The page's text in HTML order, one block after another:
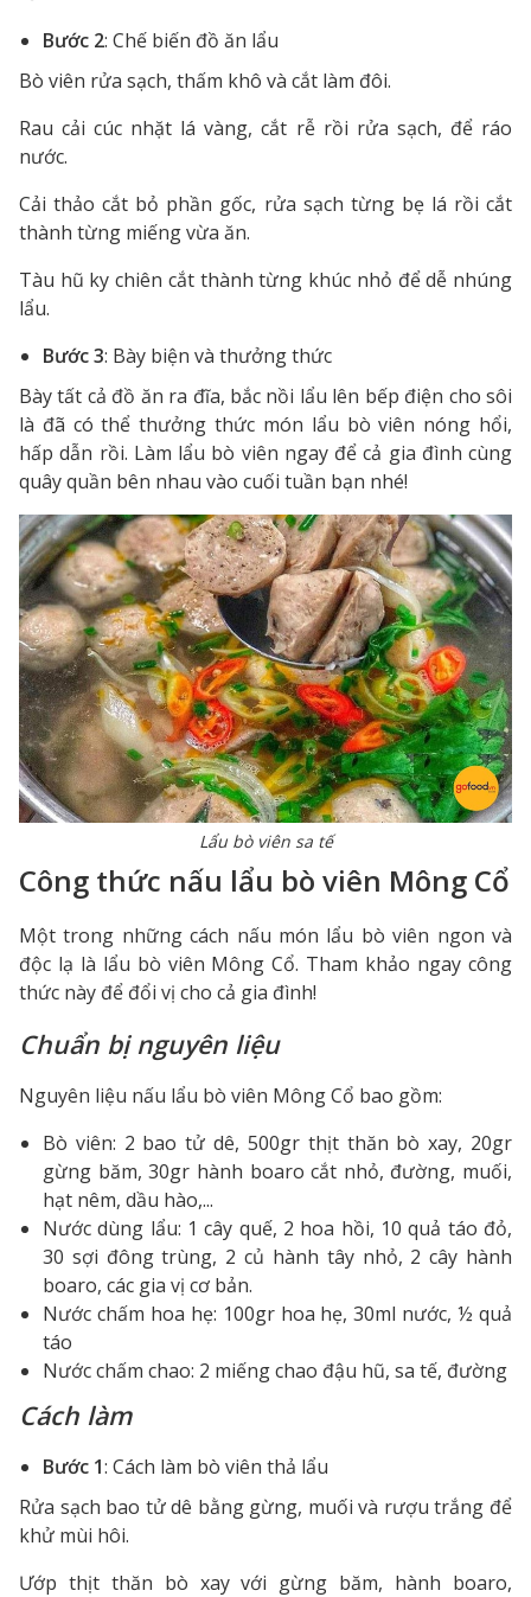
Bước 2: Chế biến đồ ăn lẩu
Bò viên rửa sạch, thấm khô và cắt làm đôi.
Rau cải cúc nhặt lá vàng, cắt rễ rồi rửa sạch, để ráo
nước.
Cải thảo cắt bỏ phần gốc, rửa sạch từng bẹ lá rồi cắt
thành từng miếng vừa ăn.
Tàu hũ ky chiên cắt thành từng khúc nhỏ để dễ nhúng
lẩu.
Bước 3: Bày biện và thưởng thức
Bày tất cả đồ ăn ra đĩa, bắc nồi lẩu lên bếp điện cho sôi
là đã có thể thưởng thức món lẩu bò viên nóng hổi,
hấp dẫn rồi. Làm lẩu bò viên ngay để cả gia đình cùng
quây quần bên nhau vào cuối tuần bạn nhé!
Lẩu bò viên sa tế
Công thức nấu lẩu bò viên Mông Cổ
Một trong những cách nấu món lẩu bò viên ngon và
độc lạ là lẩu bò viên Mông Cổ. Tham khảo ngay công
thức này để đổi vị cho cả gia đình!
Chuẩn bị nguyên liệu
Nguyên liệu nấu lẩu bò viên Mông Cổ bao gồm:
Bò viên: 2 bao tử dê, 500gr thịt thăn bò xay, 20gr
gừng băm, 30gr hành boaro cắt nhỏ, đường, muối,
hạt nêm, dầu hào,...
Nước dùng lẩu: 1 cây quế, 2 hoa hồi, 10 quả táo đỏ,
30 sợi đông trùng, 2 củ hành tây nhỏ, 2 cây hành
boaro, các gia vị cơ bản.
Nước chấm hoa hẹ: 100gr hoa hẹ, 30ml nước, ½ quả
táo
Nước chấm chao: 2 miếng chao đậu hũ, sa tế, đường
Cách làm
Bước 1: Cách làm bò viên thả lẩu
Rửa sạch bao tử dê bằng gừng, muối và rượu trắng để
khử mùi hôi.
Ướp thịt thăn bò xay với gừng băm, hành boaro,